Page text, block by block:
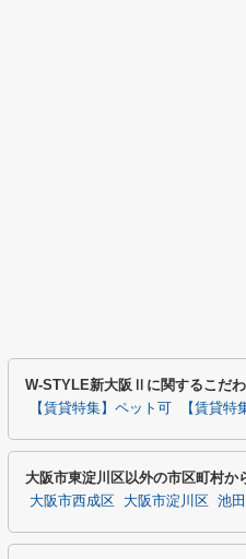
W-STYLE新大阪Ⅱに関するこだ
【賃貸特集】ペット可 【賃貸特
大阪市東淀川区以外の市区町村か
大阪市西成区 大阪市淀川区 池